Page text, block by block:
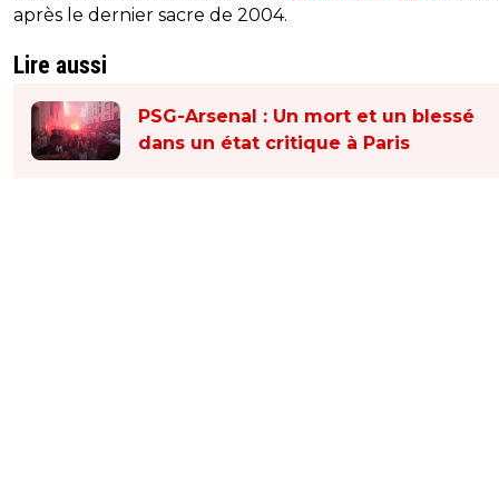
après le dernier sacre de 2004.
Lire aussi
PSG-Arsenal : Un mort et un blessé
dans un état critique à Paris